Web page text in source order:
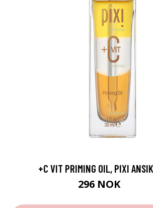
+C VIT PRIMING OIL, PIXI
296 NOK